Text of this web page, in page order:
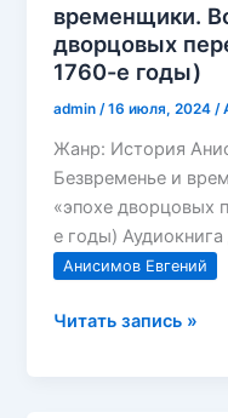
Борьба
за
наследие
Петра
временщики.
дворцовых
1760-е годы)
admin/16 июля, 2024/
Жанр: История
Безвременье и
«эпохе дворцовых
е годы)
Анисимов Евгений
Анисимов
Читать запись »